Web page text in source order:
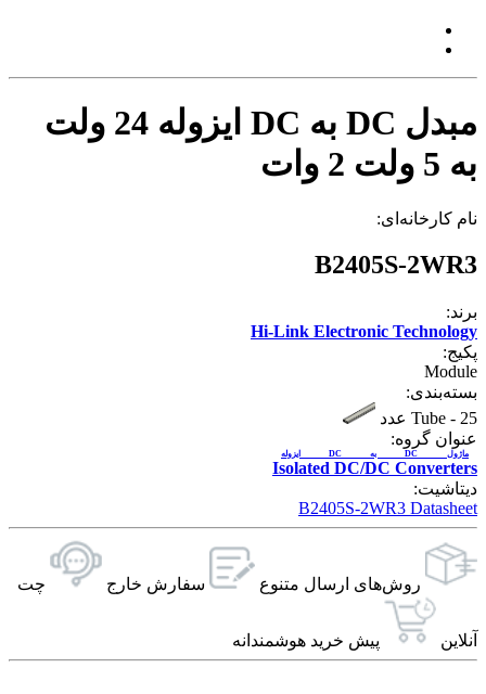
مبدل DC به DC ایزوله 24 ولت
به 5 ولت 2 وات
نام کارخانه‌ای:
B2405S-2WR3
برند:
Hi-Link Electronic Technology
پکیج:
Module
بسته‌بندی:
Tube - 25 عدد
عنوان گروه:
Isolated DC/DC Converters
ماژول DC به DC ایزوله
دیتاشیت:
B2405S-2WR3 Datasheet
روش‌های ارسال‌ متنوع سفارش خارج چت
آنلاین پیش خرید هوشمندانه